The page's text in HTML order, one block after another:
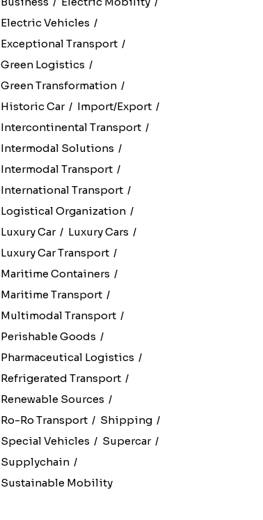
Electric Vehicles
Exceptional Transport
Green Logistics
Green Transformation
Historic Car
Import/export
Intercontinental Transport
Intermodal Solutions
Intermodal Transport
International Transport
Logistical Organization
Luxury Car
Luxury Cars
Luxury Car Transport
Maritime Containers
Maritime Transport
Multimodal Transport
Perishable Goods
Pharmaceutical Logistics
Refrigerated Transport
Renewable Sources
Ro-Ro Transport
Shipping
Special Vehicles
Supercar
Supplychain
Sustainable Mobility